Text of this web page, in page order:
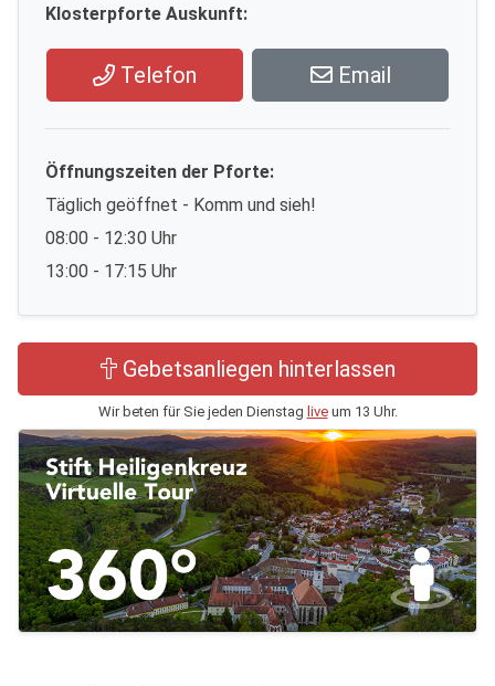
Klosterpforte Auskunft:
Telefon Email
Öffnungszeiten der Pforte:
Täglich geöffnet - Komm und sieh!
08:00 - 12:30 Uhr
13:00 - 17:15 Uhr
Gebetsanliegen hinterlassen
Wir beten für Sie jeden Dienstag liveum 13 Uhr.